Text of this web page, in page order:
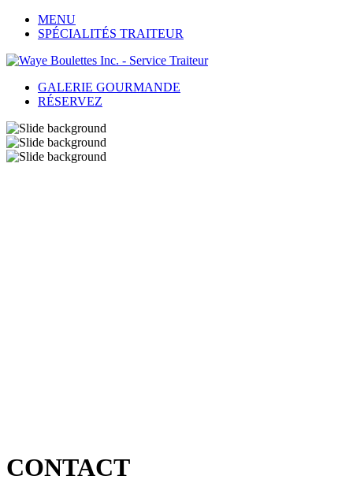
MENU
SPÉCIALITÉS TRAITEUR
GALERIE GOURMANDE
RÉSERVEZ
CONTACT